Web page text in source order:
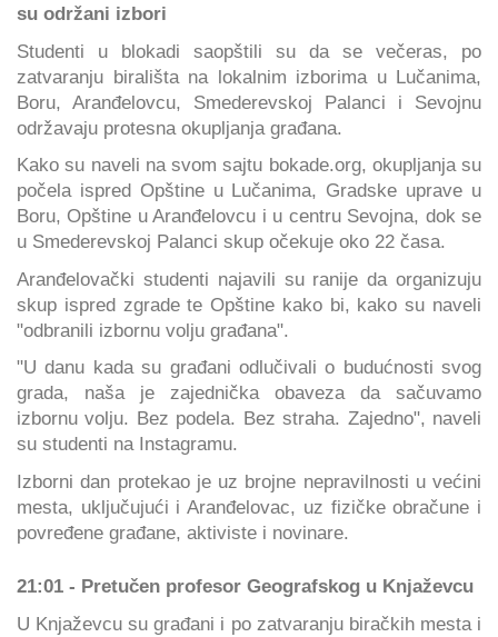
su održani izbori
Studenti u blokadi saopštili su da se večeras, po
zatvaranju birališta na lokalnim izborima u Lučanima,
Boru, Aranđelovcu, Smederevskoj Palanci i Sevojnu
održavaju protesna okupljanja građana.
Kako su naveli na svom sajtu bokade.org, okupljanja su
počela ispred Opštine u Lučanima, Gradske uprave u
Boru, Opštine u Aranđelovcu i u centru Sevojna, dok se
u Smederevskoj Palanci skup očekuje oko 22 časa.
Aranđelovački studenti najavili su ranije da organizuju
skup ispred zgrade te Opštine kako bi, kako su naveli
"odbranili izbornu volju građana".
"U danu kada su građani odlučivali o budućnosti svog
grada, naša je zajednička obaveza da sačuvamo
izbornu volju. Bez podela. Bez straha. Zajedno", naveli
su studenti na Instagramu.
Izborni dan protekao je uz brojne nepravilnosti u većini
mesta, uključujući i Aranđelovac, uz fizičke obračune i
povređene građane, aktiviste i novinare.
21:01 - Pretučen profesor Geografskog u Knjaževcu
U Knjaževcu su građani i po zatvaranju biračkih mesta i